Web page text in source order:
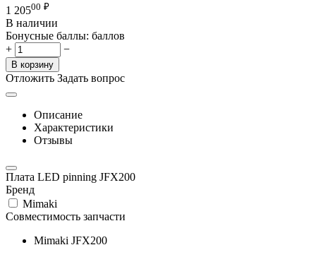
1 20500 ₽
В наличии
Бонусные баллы: баллов
+
−
В корзину
Отложить Задать вопрос
Описание
Характеристики
Отзывы
Плата LED pinning JFX200
Бренд
Mimaki
Совместимость запчасти
Mimaki JFX200